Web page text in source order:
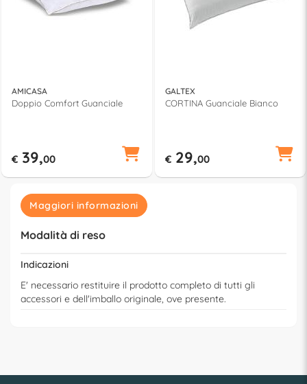
AMICASA
Doppio Comfort Guanciale
€ 39,00
GALTEX
CORTINA Guanciale Bianco
€ 29,00
Maggiori informazioni
Modalità di reso
Indicazioni
E' necessario restituire il prodotto completo di tutti gli
accessori e dell'imballo originale, ove presente.